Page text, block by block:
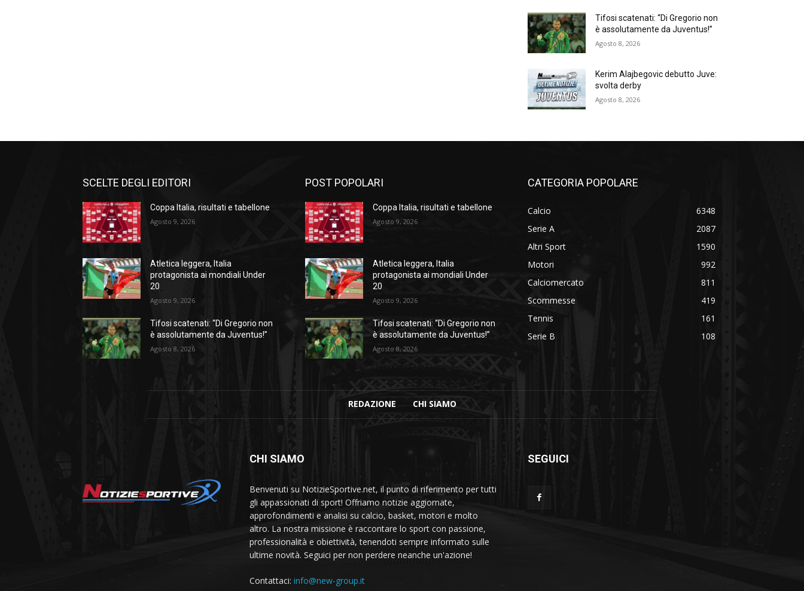
Tifosi scatenati: “Di Gregorio non
è assolutamente da Juventus!”
Agosto 8, 2026
Kerim Alajbegovic debutto Juve:
svolta derby
Agosto 8, 2026
SCELTE DEGLI EDITORI
Coppa Italia, risultati e tabellone
Agosto 9, 2026
Atletica leggera, Italia
protagonista ai mondiali Under
20
Agosto 9, 2026
Tifosi scatenati: “Di Gregorio non
è assolutamente da Juventus!”
Agosto 8, 2026
POST POPOLARI
Coppa Italia, risultati e tabellone
Agosto 9, 2026
Atletica leggera, Italia
protagonista ai mondiali Under
20
Agosto 9, 2026
Tifosi scatenati: “Di Gregorio non
è assolutamente da Juventus!”
Agosto 8, 2026
CATEGORIA POPOLARE
Calcio
6348
Serie A
2087
Altri Sport
1590
Motori
992
Calciomercato
811
Scommesse
419
Tennis
161
Serie B
108
REDAZIONE CHI SIAMO
CHI SIAMO
Benvenuti su NotizieSportive.net, il punto di riferimento per tutti
gli appassionati di sport! Offriamo notizie aggiornate,
approfondimenti e analisi su calcio, basket, motori e molto
altro. La nostra missione è raccontare lo sport con passione,
professionalità e obiettività, tenendoti sempre informato sulle
ultime novità. Seguici per non perdere neanche un'azione!
Contattaci: info@new-group.it
SEGUICI